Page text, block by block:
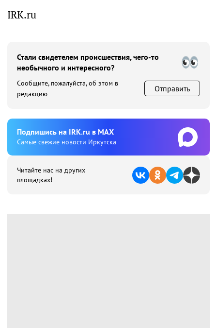
IRK.ru
Стали свидетелем происшествия, чего-то
необычного и интересного?
Сообщите, пожалуйста, об этом в
редакцию
Отправить
Подпишиcь на IRK.ru в MAX
Cамые свежие новости Иркутска
Читайте нас на других
площадках!